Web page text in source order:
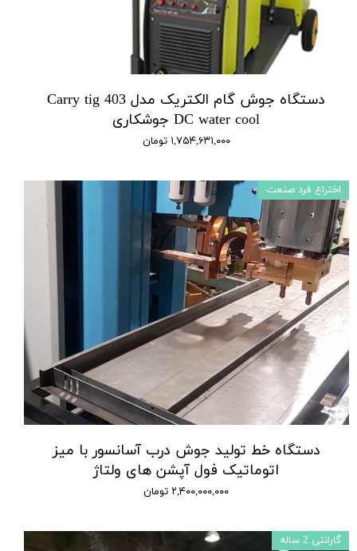
دستگاه جوش گام الکتریک مدل Carry tig 403
DC water cool جوشکاری
۱,۷۵۴,۶۳۱,۰۰۰ تومان
دستگاه خط تولید جوش درب آسانسور با میز
اتوماتیک فول آپشن های ولتاژ
۲,۴۰۰,۰۰۰,۰۰۰ تومان
اختراع فرد صنعت
گارانتی 2 ساله